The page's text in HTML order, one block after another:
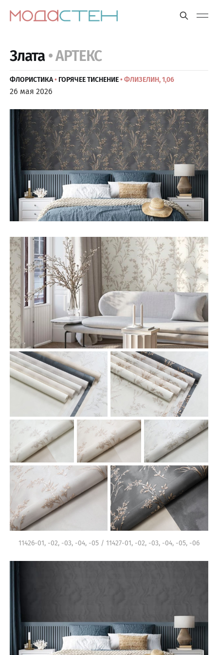
Злата• АРТЕКС
ФЛОРИСТИКА• ГОРЯЧЕЕ ТИСНЕНИЕ• ФЛИЗЕЛИН, 1,06
26 мая 2026
11426-01, -02, -03, -04, -05 / 11427-01, -02, -03, -04, -05, -06